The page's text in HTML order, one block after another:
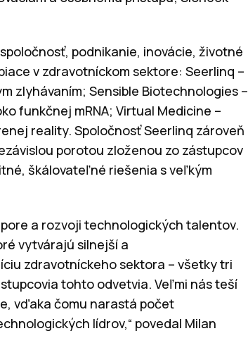
podnikanie, inovácie, životné
v zdravotníckom sektore: Seerlinq –
zlyhávaním; Sensible Biotechnologies –
funkčnej mRNA; Virtual Medicine –
reality. Spoločnosť Seerlinq zároveň
porotou zloženou zo zástupcov
škálovateľné riešenia s veľkým
a rozvoji technologických talentov.
vytvárajú silnejší a
zdravotníckeho sektora – všetky tri
tohto odvetvia. Veľmi nás teší
vďaka čomu narastá počet
lídrov,“ povedal Milan